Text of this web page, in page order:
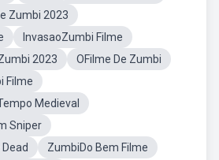
Zumbi 2023
InvasaoZumbi Filme
2023
OFilme De Zumbi
Filme
Medieval
Sniper
ZumbiDo Bem Filme